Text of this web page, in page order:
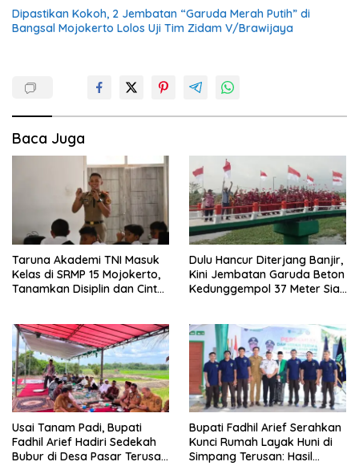
Dipastikan Kokoh, 2 Jembatan “Garuda Merah Putih” di
Bangsal Mojokerto Lolos Uji Tim Zidam V/Brawijaya
Baca Juga
Taruna Akademi TNI Masuk
Kelas di SRMP 15 Mojokerto,
Tanamkan Disiplin dan Cinta
Dulu Hancur Diterjang Banjir,
Kini Jembatan Garuda Beton
Kedunggempol 37 Meter Siap
Usai Tanam Padi, Bupati
Fadhil Arief Hadiri Sedekah
Bubur di Desa Pasar Terusan:
Bupati Fadhil Arief Serahkan
Kunci Rumah Layak Huni di
Simpang Terusan: Hasil